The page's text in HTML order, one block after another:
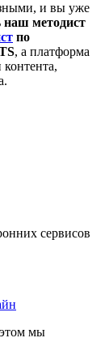
и вы уже
наш методист
по
, а платформа
сервисов
мы